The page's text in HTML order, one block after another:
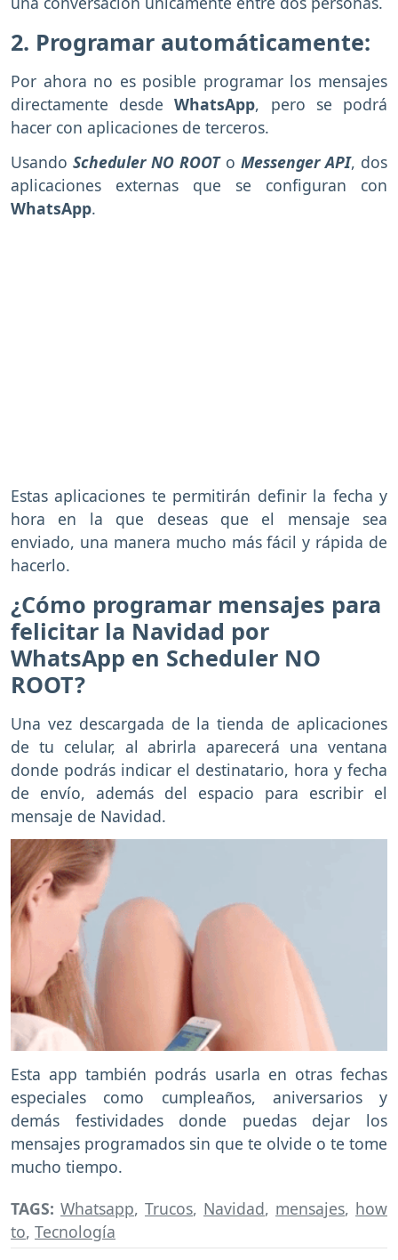
2. Programar automáticamente:
Por ahora no es posible programar los mensajes
directamente desdeWhatsApp, pero se podrá
hacer con aplicaciones de terceros.
UsandoScheduler NO ROOTo Messenger API, dos
aplicaciones externas que se configuran con
WhatsApp.
Estas aplicaciones te permitirán definir la fecha y
hora en la que deseas que el mensaje sea
enviado, una manera mucho más fácil y rápida de
hacerlo.
¿Cómo programar mensajes para
felicitar la Navidad por
WhatsApp en Scheduler NO
ROOT?
Una vez descargada de la tienda de aplicaciones
de tu celular, al abrirla aparecerá una ventana
donde podrás indicar el destinatario, hora y fecha
de envío, además del espacio para escribir el
mensaje de Navidad.
Esta app también podrás usarla en otras fechas
especiales como cumpleaños, aniversarios y
demás festividades donde puedas dejar los
mensajes programados sin que te olvide o te tome
mucho tiempo.
TAGS: Whatsapp, Trucos, Navidad, mensajes, how
to, Tecnología